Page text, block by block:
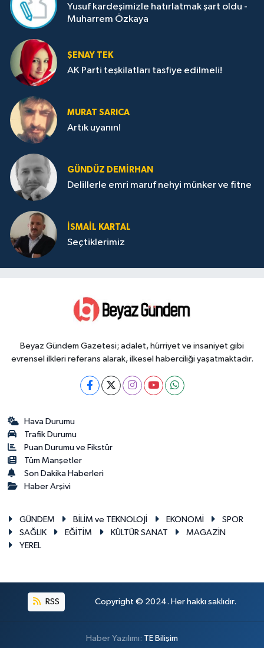
Yusuf kardeşimizle hatırlatmak şart oldu -
Muharrem Özkaya
ŞENAY TEK
AK Parti teşkilatları tasfiye edilmeli!
MURAT SARICA
Artık uyanın!
GÜNDÜZ DEMIRHAN
Delillerle emri maruf nehyi münker ve fitne
İSMAIL KARTAL
Seçtiklerimiz
Beyaz Gündem Gazetesi; adalet, hürriyet ve insaniyet gibi
evrensel ilkleri referans alarak, ilkesel haberciliği yaşatmaktadır.
Hava Durumu
Trafik Durumu
Puan Durumu ve Fikstür
Tüm Manşetler
Son Dakika Haberleri
Haber Arşivi
GÜNDEM BİLİM ve TEKNOLOJİ EKONOMİ
SPOR
SAĞLIK
EĞİTİM KÜLTÜR SANAT
MAGAZİN
YEREL
RSS Copyright © 2024. Her hakkı saklıdır.
Haber Yazılımı: TE Bilişim